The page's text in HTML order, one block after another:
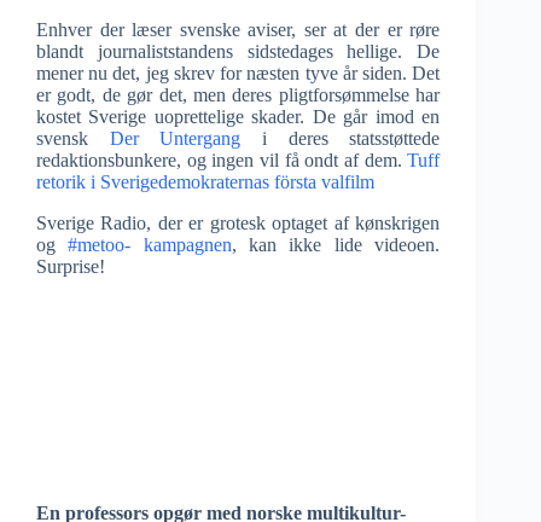
Enhver der læser svenske aviser, ser at der er røre
blandt journaliststandens sidstedages hellige. De
mener nu det, jeg skrev for næsten tyve år siden. Det
er godt, de gør det, men deres pligtforsømmelse har
kostet Sverige uoprettelige skader. De går imod en
svensk Der Untergang i deres statsstøttede
redaktionsbunkere, og ingen vil få ondt af dem.Tuff
retorik i Sverigedemokraternas första valfilm
Sverige Radio, der er grotesk optaget af kønskrigen
og#metoo- kampagnen, kan ikke lide videoen.
Surprise!
En professors opgør med norske multikultur-